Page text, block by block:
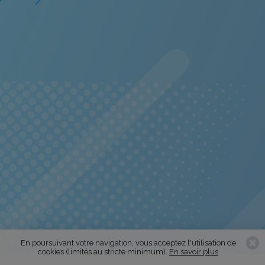
En poursuivant votre navigation, vous acceptez l'utilisation de
cookies (limités au stricte minimum). En savoir plus